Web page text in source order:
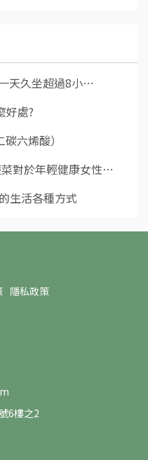
天久坐超過8小⋯
好處?
六烯酸）
對於年輕健康女性⋯
生活各種方式
隱私政策
6樓之2